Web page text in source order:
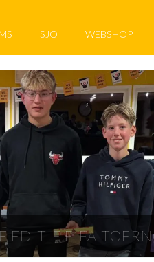
SJO WEBSHOP
EDITIE FIFA-